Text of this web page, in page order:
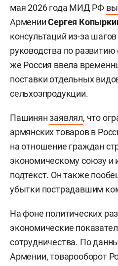
мая 2026 года МИД РФ
АрменииСергея
консультаций из-за
руководства по
же Россия ввела
поставки отдельных
сельхозпродукции.
Пашинянзаявлял, что
армянских товаров в
на отношение граждан
экономическому союзу и
подтекст. Он также
убытки пострадавшим
На фоне политических
экономические
сотрудничества. По
Армении, товарооборот